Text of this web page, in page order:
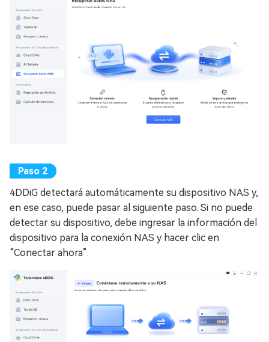
4DDiG detectará automáticamente su dispositivo NAS y,
en ese caso, puede pasar al siguiente paso. Si no puede
detectar su dispositivo, debe ingresar la información del
dispositivo para la conexión NAS y hacer clic en
“Conectar ahora”.